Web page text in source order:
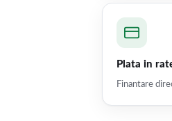
Plata in
Finantare